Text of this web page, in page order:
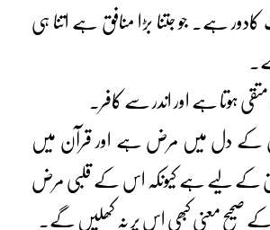
کادور ہے۔ جو جتنا بڑا منافق ہے اتنا ہی
متقی ہوتا ہے اور اندر سے کافر۔
کے دل میں مرض ہے اور قرآن میں
کے لیے ہے کیونکہ اس کے قلبی مرض
صحیح معنی کبھی اس پر نہ کھلیں گے۔